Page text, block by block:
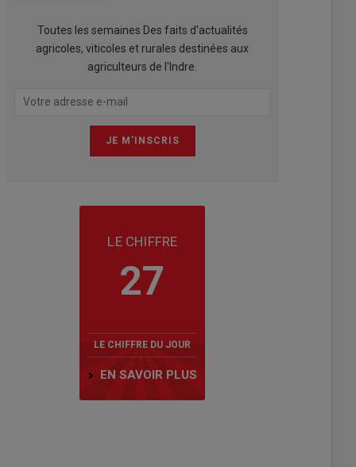
Toutes les semaines Des faits d'actualités
agricoles, viticoles et rurales destinées aux
agriculteurs de l'Indre.
LE CHIFFRE
27
LE CHIFFRE DU JOUR
EN SAVOIR PLUS